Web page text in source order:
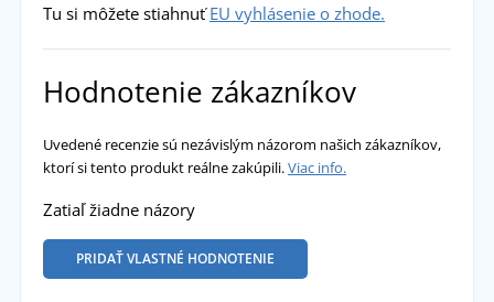
Tu si môžete stiahnuťEU vyhlásenie o zhode.
Hodnotenie zákazníkov
Uvedené recenzie sú nezávislým názorom našich zákazníkov,
ktorí si tento produkt reálne zakúpili.Viac info.
Zatiaľ žiadne názory
PRIDAŤ VLASTNÉ HODNOTENIE